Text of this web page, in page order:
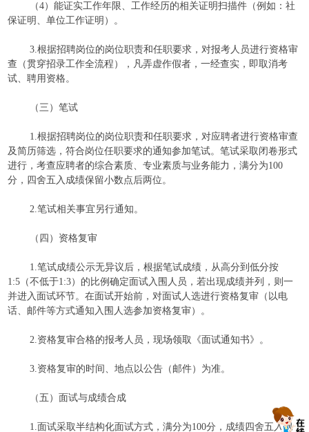
（4）能证实工作年限、工作经历的相关证明扫描件（例如：社
保证明、单位工作证明）。
3.根据招聘岗位的岗位职责和任职要求，对报考人员进行资格审
查（贯穿招录工作全流程），凡弄虚作假者，一经查实，即取消考
试、聘用资格。
（三）笔试
1.根据招聘岗位的岗位职责和任职要求，对应聘者进行资格审查
及简历筛选，符合岗位任职要求的通知参加笔试。笔试采取闭卷形式
进行，考查应聘者的综合素质、专业素质与业务能力，满分为100
分，四舍五入成绩保留小数点后两位。
2.笔试相关事宜另行通知。
（四）资格复审
1.笔试成绩公示无异议后，根据笔试成绩，从高分到低分按
1:5（不低于1:3）的比例确定面试入围人员，若出现成绩并列，则一
并进入面试环节。在面试开始前，对面试人选进行资格复审（以电
话、邮件等方式通知入围人选参加资格复审）。
2.资格复审合格的报考人员，现场领取《面试通知书》。
3.资格复审的时间、地点以公告（邮件）为准。
（五）面试与成绩合成
1.面试采取半结构化面试方式，满分为100分，成绩四舍五入保